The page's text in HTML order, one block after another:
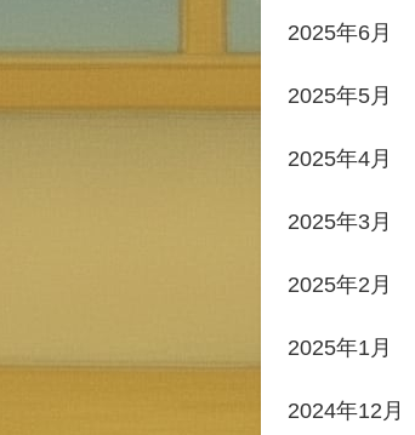
2025年6月
2025年5月
2025年4月
2025年3月
2025年2月
2025年1月
2024年12月